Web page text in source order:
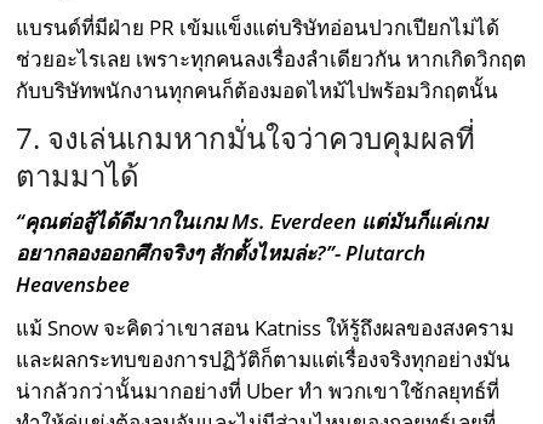
แบรนด์ที่มีฝ่าย PR เข้มแข็งแต่บริษัทอ่อนปวกเปียกไม่ได้
ช่วยอะไรเลย เพราะทุกคนลงเรื่องลำเดียวกัน หากเกิดวิกฤต
กับบริษัทพนักงานทุกคนก็ต้องมอดไหม้ไปพร้อมวิกฤตนั้น
7. จงเล่นเกมหากมั่นใจว่าควบคุมผลที่
ตามมาได้
“คุณต่อสู้ได้ดีมากในเกม Ms. Everdeen แต่มันก็แค่เกม
อยากลองออกศึกจริงๆ สักตั้งไหมล่ะ?”- Plutarch
Heavensbee
แม้ Snow จะคิดว่าเขาสอน Katniss ให้รู้ถึงผลของสงคราม
และผลกระทบของการปฏิวัติก็ตามแต่เรื่องจริงทุกอย่างมัน
น่ากลัวกว่านั้นมากอย่างที่ Uber ทำ พวกเขาใช้กลยุทธ์ที่